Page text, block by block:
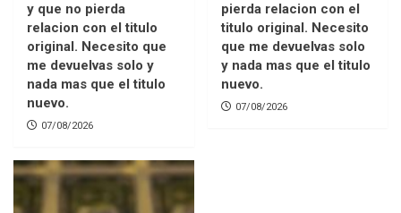
y que no pierda
relacion con el titulo
original. Necesito que
me devuelvas solo y
nada mas que el titulo
nuevo.
07/08/2026
pierda relacion con el
titulo original. Necesito
que me devuelvas solo
y nada mas que el titulo
nuevo.
07/08/2026